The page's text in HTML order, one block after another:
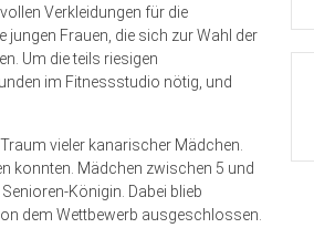
Verkleidungen für die
jungen Frauen, die sich zur Wahl der
Um die teils riesigen
im Fitnessstudio nötig, und
vieler kanarischer Mädchen.
konnten. Mädchen zwischen 5 und
Königin. Dabei blieb
dem Wettbewerb ausgeschlossen.